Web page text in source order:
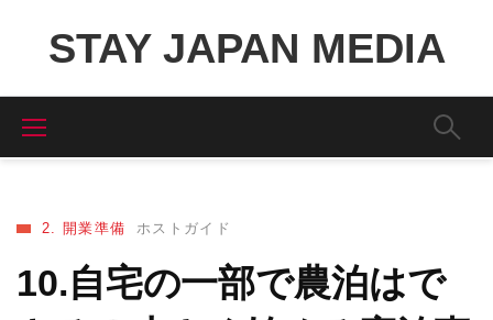
STAY JAPAN MEDIA
2. 開業準備 ホストガイド
10.自宅の一部で農泊はで